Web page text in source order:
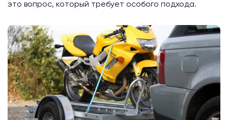
это вопрос, который требует особого подхода.